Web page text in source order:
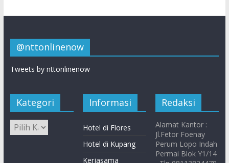
@nttonlinenow
Tweets by nttonlinenow
Kategori Informasi
Hotel di Flores
Hotel di Kupang
Kerjasama
Redaksi
Alamat Kantor :
Jl.Fetor Foenay
Perum Lopo Indah
Permai Blok Y1/14